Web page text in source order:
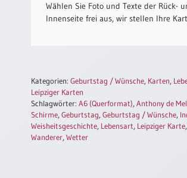
Poster
Neuerscheinungen
Einzelposter
Wählen Sie Foto und Texte der Rück-
Innenseite frei aus, wir stellen Ihre
Kategorien:Geburtstag / Wünsche, Karten,
Leipziger Karten
Schlagwörter:A6 (Querformat),Anthony de
Schirme,Geburtstag,Geburtstag / Wünsche,
Weisheitsgeschichte, Lebensart, Leipziger Karte,
Wanderer,Wetter